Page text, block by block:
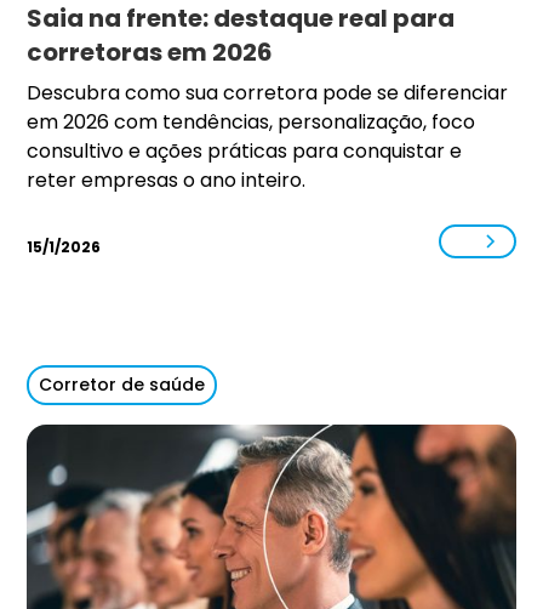
Saia na frente: destaque real para
corretoras em 2026
Descubra como sua corretora pode se diferenciar
em 2026 com tendências, personalização, foco
consultivo e ações práticas para conquistar e
reter empresas o ano inteiro.
15/1/2026
Corretor de saúde